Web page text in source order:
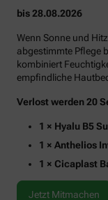
bis 28.08.2026
Wenn Sonne und
abgestimmte Pflege
kombiniert
empfindliche
Verlost werden 20
1 × Hyalu B5
1 × Anthelios
1 × Cicaplast
Jetzt Mitmachen